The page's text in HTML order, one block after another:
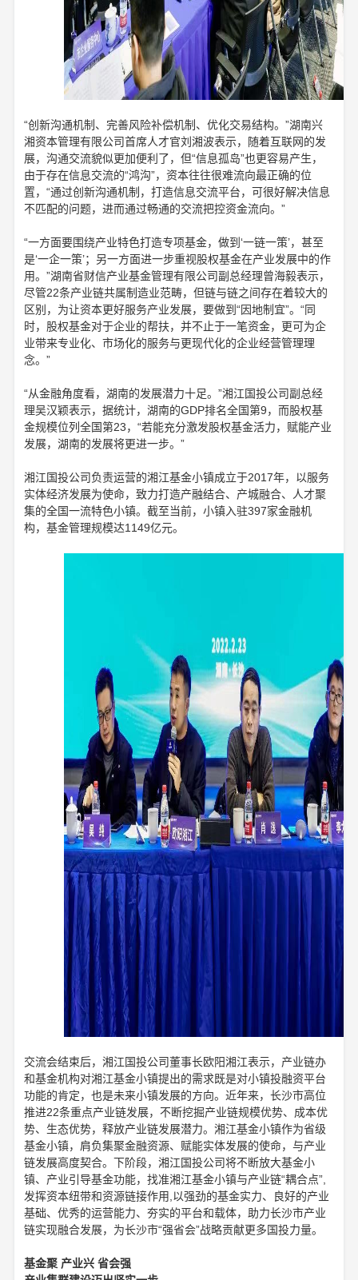
“创新沟通机制、完善风险补偿机制、优化交易结构。”湖南兴
湘资本管理有限公司首席人才官刘湘波表示，随着互联网的发
展，沟通交流貌似更加便利了，但“信息孤岛”也更容易产生，
由于存在信息交流的“鸿沟”，资本往往很难流向最正确的位
置，“通过创新沟通机制，打造信息交流平台，可很好解决信息
不匹配的问题，进而通过畅通的交流把控资金流向。”
“一方面要围绕产业特色打造专项基金，做到‘一链一策’，甚至
是‘一企一策’；另一方面进一步重视股权基金在产业发展中的作
用。”湖南省财信产业基金管理有限公司副总经理曾海毅表示，
尽管22条产业链共属制造业范畴，但链与链之间存在着较大的
区别，为让资本更好服务产业发展，要做到“因地制宜”。“同
时，股权基金对于企业的帮扶，并不止于一笔资金，更可为企
业带来专业化、市场化的服务与更现代化的企业经营管理理
念。”
“从金融角度看，湖南的发展潜力十足。”湘江国投公司副总经
理吴汉颖表示，据统计，湖南的GDP排名全国第9，而股权基
金规模位列全国第23，“若能充分激发股权基金活力，赋能产业
发展，湖南的发展将更进一步。”
湘江国投公司负责运营的湘江基金小镇成立于2017年，以服务
实体经济发展为使命，致力打造产融结合、产城融合、人才聚
集的全国一流特色小镇。截至当前，小镇入驻397家金融机
构，基金管理规模达1149亿元。
交流会结束后，湘江国投公司董事长欧阳湘江表示，产业链办
和基金机构对湘江基金小镇提出的需求既是对小镇投融资平台
功能的肯定，也是未来小镇发展的方向。近年来，长沙市高位
推进22条重点产业链发展，不断挖掘产业链规模优势、成本优
势、生态优势，释放产业链发展潜力。湘江基金小镇作为省级
基金小镇，肩负集聚金融资源、赋能实体发展的使命，与产业
链发展高度契合。下阶段，湘江国投公司将不断放大基金小
镇、产业引导基金功能，找准湘江基金小镇与产业链“耦合点”,
发挥资本纽带和资源链接作用,以强劲的基金实力、良好的产业
基础、优秀的运营能力、夯实的平台和载体，助力长沙市产业
链实现融合发展，为长沙市“强省会”战略贡献更多国投力量。
基金聚 产业兴 省会强